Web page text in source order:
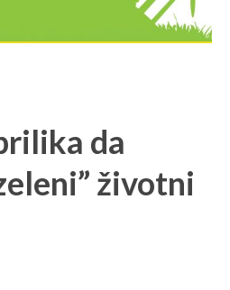
da
životni